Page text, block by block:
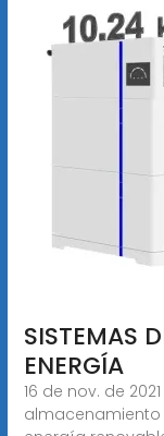
SISTEMAS
ENERGÍA
16 de nov. de